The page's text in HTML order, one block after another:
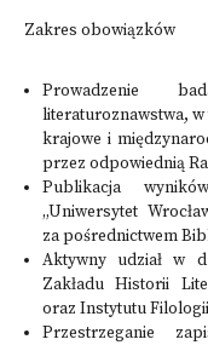
Zakres obowiązków
Prowadzenie
literaturoznawstwa,
krajowe i
przez odpowiednią
Publikacja
„Uniwersytet
za pośrednictwem
Aktywny udział w
Zakładu Historii
oraz Instytutu
Przestrzeganie